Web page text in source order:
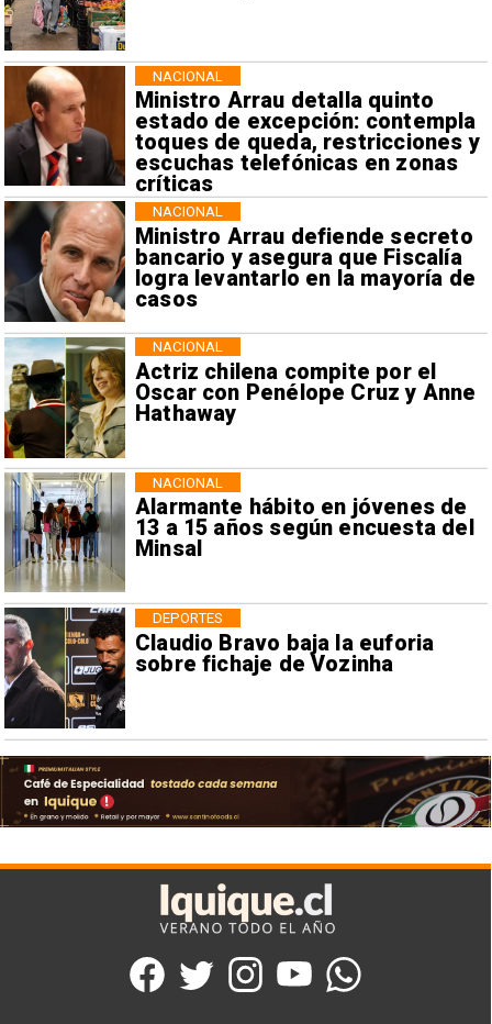
Ministro Arrau detalla quinto
estado de excepción: contempla
toques de queda, restricciones y
escuchas telefónicas en zonas
críticas
NACIONAL
Ministro Arrau defiende secreto
bancario y asegura que Fiscalía
logra levantarlo en la mayoría de
casos
NACIONAL
Actriz chilena compite por el
Oscar con Penélope Cruz y Anne
Hathaway
NACIONAL
Alarmante hábito en jóvenes de
13 a 15 años según encuesta del
Minsal
NACIONAL
Claudio Bravo baja la euforia
sobre fichaje de Vozinha
DEPORTES